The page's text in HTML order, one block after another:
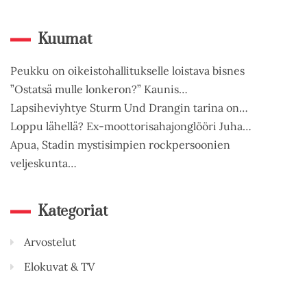
Kuumat
Peukku on oikeistohallitukselle loistava bisnes
”Ostatsä mulle lonkeron?” Kaunis…
Lapsiheviyhtye Sturm Und Drangin tarina on…
Loppu lähellä? Ex-moottorisahajonglööri Juha…
Apua, Stadin mystisimpien rockpersoonien
veljeskunta…
Kategoriat
Arvostelut
Elokuvat & TV